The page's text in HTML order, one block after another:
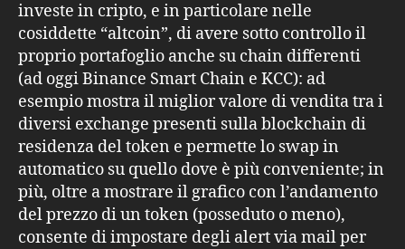
investe in cripto, e in particolare nelle
cosiddette “altcoin”, di avere sotto controllo il
proprio portafoglio anche su chain differenti
(ad oggi Binance Smart Chain e KCC): ad
esempio mostra il miglior valore di vendita tra i
diversi exchange presenti sulla blockchain di
residenza del token e permette lo swap in
automatico su quello dove è più conveniente; in
più, oltre a mostrare il grafico con l’andamento
del prezzo di un token (posseduto o meno),
consente di impostare degli alert via mail per